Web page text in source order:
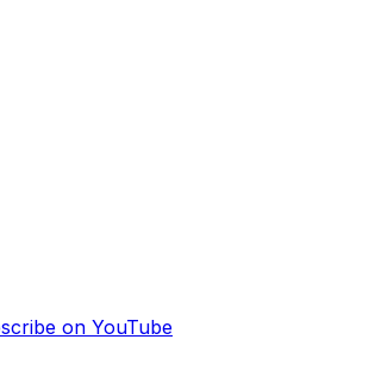
on YouTube